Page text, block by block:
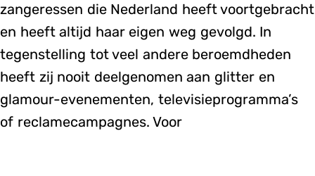
zangeressen die Nederland heeft voortgebracht
en heeft altijd haar eigen weg gevolgd. In
tegenstelling tot veel andere beroemdheden
heeft zij nooit deelgenomen aan glitter en
glamour-evenementen, televisieprogramma’s
of reclamecampagnes. Voor